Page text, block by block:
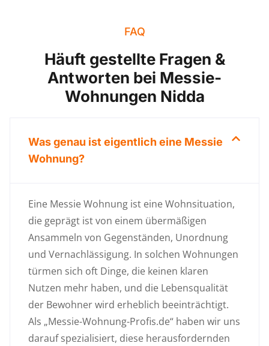
FAQ
Häuft gestellte Fragen &
Antworten bei Messie-
Wohnungen Nidda
Was genau ist eigentlich eine Messie
Wohnung?
Eine Messie Wohnung ist eine Wohnsituation,
die geprägt ist von einem übermäßigen
Ansammeln von Gegenständen, Unordnung
und Vernachlässigung. In solchen Wohnungen
türmen sich oft Dinge, die keinen klaren
Nutzen mehr haben, und die Lebensqualität
der Bewohner wird erheblich beeinträchtigt.
Als „Messie-Wohnung-Profis.de“ haben wir uns
darauf spezialisiert, diese herausfordernden